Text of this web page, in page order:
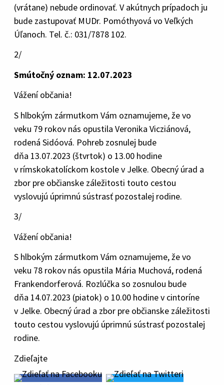
(vrátane) nebude ordinovať. V akútnych prípadoch ju
bude zastupovať MUDr. Pomóthyová vo Veľkých
Úľanoch. Tel. č.: 031/7878 102.
2/
Smútočný oznam: 12.07.2023
Vážení občania!
S hlbokým zármutkom Vám oznamujeme, že vo
veku 79 rokov nás opustila Veronika Vicziánová,
rodená Sidóová. Pohreb zosnulej bude
dňa 13.07.2023 (štvrtok) o 13.00 hodine
v rímskokatolíckom kostole v Jelke. Obecný úrad a
zbor pre občianske záležitosti touto cestou
vyslovujú úprimnú sústrasť pozostalej rodine.
3/
Vážení občania!
S hlbokým zármutkom Vám oznamujeme, že vo
veku 78 rokov nás opustila Mária Muchová, rodená
Frankendorferová. Rozlúčka so zosnulou bude
dňa 14.07.2023 (piatok) o 10.00 hodine v cintoríne
v Jelke. Obecný úrad a zbor pre občianske záležitosti
touto cestou vyslovujú úprimnú sústrasť pozostalej
rodine.
Zdieľajte